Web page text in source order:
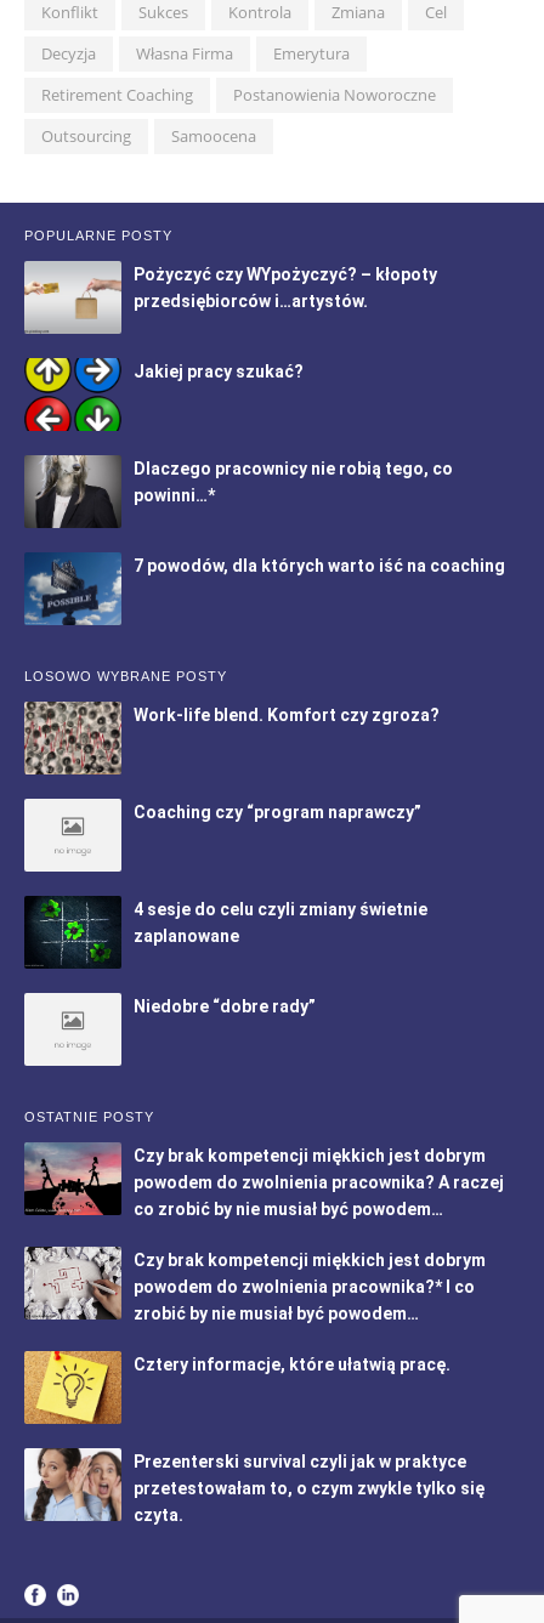
Konflikt
Sukces Kontrola Zmiana
Cel
Decyzja
Własna Firma
Emerytura
Retirement Coaching
Postanowienia Noworoczne
Outsourcing
Samoocena
POPULARNE POSTY
Pożyczyć czy WYpożyczyć? – kłopoty
przedsiębiorców i…artystów.
Jakiej pracy szukać?
Dlaczego pracownicy nie robią tego, co
powinni…*
7 powodów, dla których warto iść na coaching
LOSOWO WYBRANE POSTY
Work-life blend. Komfort czy zgroza?
Coaching czy “program naprawczy”
4 sesje do celu czyli zmiany świetnie
zaplanowane
Niedobre “dobre rady”
OSTATNIE POSTY
Czy brak kompetencji miękkich jest dobrym
powodem do zwolnienia pracownika? A raczej
co zrobić by nie musiał być powodem…
Czy brak kompetencji miękkich jest dobrym
powodem do zwolnienia pracownika?* I co
zrobić by nie musiał być powodem…
Cztery informacje, które ułatwią pracę.
Prezenterski survival czyli jak w praktyce
przetestowałam to, o czym zwykle tylko się
czyta.